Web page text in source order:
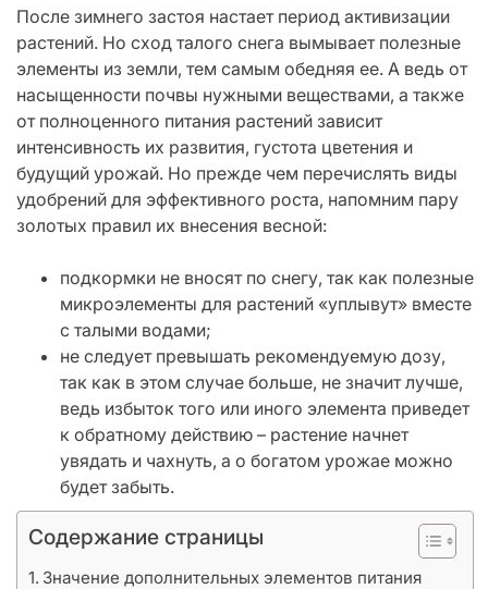
После зимнего застоя настает период активизации
растений. Но сход талого снега вымывает полезные
элементы из земли, тем самым обедняя ее. А ведь от
насыщенности почвы нужными веществами, а также
от полноценного питания растений зависит
интенсивность их развития, густота цветения и
будущий урожай. Но прежде чем перечислять виды
удобрений для эффективного роста, напомним пару
золотых правил их внесения весной:
подкормки не вносят по снегу, так как полезные
микроэлементы для растений «уплывут» вместе
с талыми водами;
не следует превышать рекомендуемую дозу,
так как в этом случае больше, не значит лучше,
ведь избыток того или иного элемента приведет
к обратному действию – растение начнет
увядать и чахнуть, а о богатом урожае можно
будет забыть.
Содержание страницы
Значение дополнительных элементов питания